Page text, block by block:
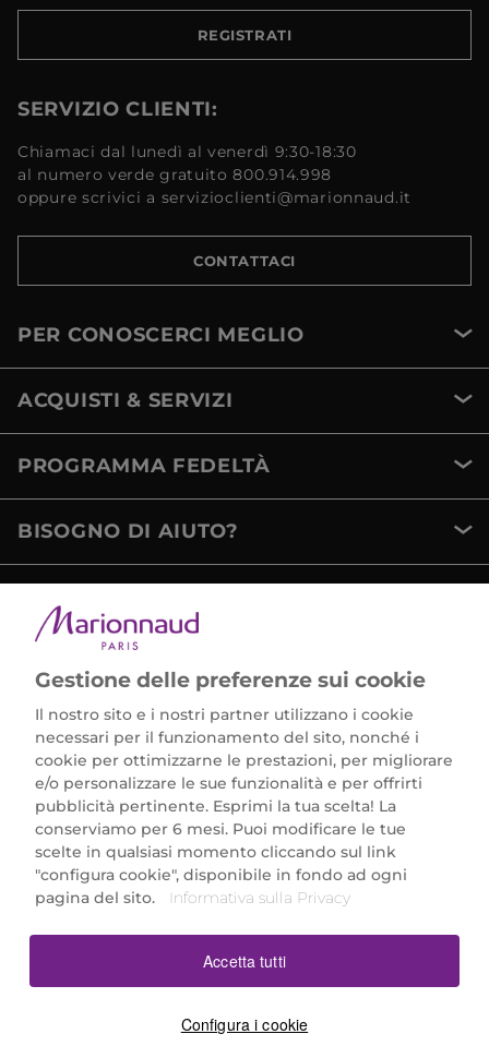
REGISTRATI
SERVIZIO CLIENTI:
Chiamaci dal lunedì al venerdì 9:30-18:30
al numero verde gratuito 800.914.998
oppure scrivici a servizioclienti@marionnaud.it
CONTATTACI
PER CONOSCERCI MEGLIO
ACQUISTI & SERVIZI
PROGRAMMA FEDELTÀ
BISOGNO DI AIUTO?
Marionnaud Parfumeries Italia S.r.l.
Largo Fiera Milano 5, 20017 Rho (MI)
REA Milano 1650024 con P.IVA 13425220152.
SCARICA LA NOSTRA APP
Gestione delle preferenze sui cookie
Il nostro sito e i nostri partner utilizzano i cookie
necessari per il funzionamento del sito, nonché i
cookie per ottimizzarne le prestazioni, per migliorare
e/o personalizzare le sue funzionalità e per offrirti
pubblicità pertinente. Esprimi la tua scelta! La
conserviamo per 6 mesi. Puoi modificare le tue
scelte in qualsiasi momento cliccando sul link
"configura cookie", disponibile in fondo ad ogni
pagina del sito.
Informativa sulla Privacy
Configura i cookie
Accetta tutti